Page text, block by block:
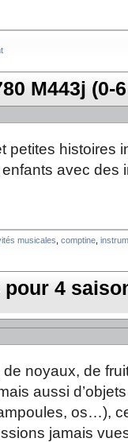
M443j (0-
petites histoires
avec des
musicales comptine
4
noyaux, de
aussi
os…),
jamais